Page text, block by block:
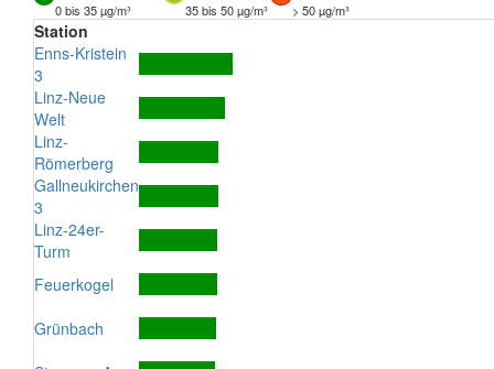
0 bis 35 µg/m³
35 bis 50 µg/m³ > 50 µg/m³
Station
Enns-Kristein
3
Linz-Neue
Welt
Linz-
Römerberg
Gallneukirchen
3
Linz-24er-
Turm
Feuerkogel
Grünbach